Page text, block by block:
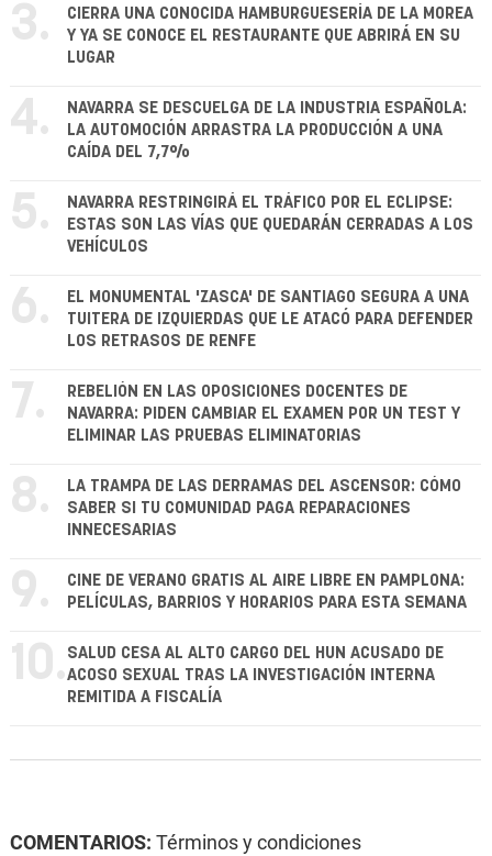
3.
CIERRA UNA CONOCIDA HAMBURGUESERÍA DE LA MOREA
Y YA SE CONOCE EL RESTAURANTE QUE ABRIRÁ EN SU
LUGAR
4.
NAVARRA SE DESCUELGA DE LA INDUSTRIA ESPAÑOLA:
LA AUTOMOCIÓN ARRASTRA LA PRODUCCIÓN A UNA
CAÍDA DEL 7,7%
5.
NAVARRA RESTRINGIRÁ EL TRÁFICO POR EL ECLIPSE:
ESTAS SON LAS VÍAS QUE QUEDARÁN CERRADAS A LOS
VEHÍCULOS
6.
EL MONUMENTAL 'ZASCA' DE SANTIAGO SEGURA A UNA
TUITERA DE IZQUIERDAS QUE LE ATACÓ PARA DEFENDER
LOS RETRASOS DE RENFE
7.
REBELIÓN EN LAS OPOSICIONES DOCENTES DE
NAVARRA: PIDEN CAMBIAR EL EXAMEN POR UN TEST Y
ELIMINAR LAS PRUEBAS ELIMINATORIAS
8.
LA TRAMPA DE LAS DERRAMAS DEL ASCENSOR: CÓMO
SABER SI TU COMUNIDAD PAGA REPARACIONES
INNECESARIAS
9.
CINE DE VERANO GRATIS AL AIRE LIBRE EN PAMPLONA:
PELÍCULAS, BARRIOS Y HORARIOS PARA ESTA SEMANA
10. SALUD CESA AL ALTO CARGO DEL HUN ACUSADO DE
ACOSO SEXUAL TRAS LA INVESTIGACIÓN INTERNA
REMITIDA A FISCALÍA
COMENTARIOS: Términos y condiciones